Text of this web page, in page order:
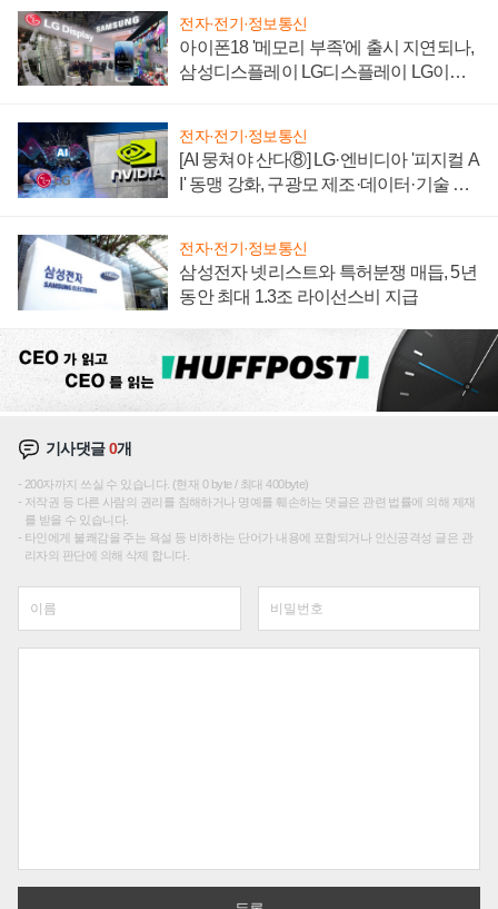
전자·전기·정보통신
아이폰18 '메모리 부족'에 출시 지연되나,
삼성디스플레이 LG디스플레이 LG이노
전자·전기·정보통신
[AI 뭉쳐야 산다⑧] LG·엔비디아 '피지컬 A
I' 동맹 강화, 구광모 제조·데이터·기술 결
전자·전기·정보통신
삼성전자 넷리스트와 특허분쟁 매듭, 5년
동안 최대 1.3조 라이선스비 지급
기사댓글0개
200자까지 쓰실 수 있습니다. (현재 0 byte / 최대 400byte)
저작권 등 다른 사람의 권리를 침해하거나 명예를 훼손하는 댓글은 관련 법률에 의해 제재
를 받을 수 있습니다.
타인에게 불쾌감을 주는 욕설 등 비하하는 단어가 내용에 포함되거나 인신공격성 글은 관
리자의 판단에 의해 삭제 합니다.